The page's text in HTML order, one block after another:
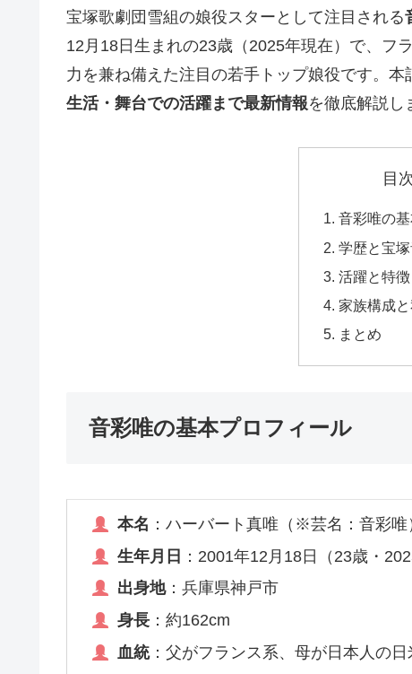
宝塚歌劇団雪組の娘役スターとして注目される
12月18日生まれの23歳（2025年現在）で、フ
力を兼ね備えた注目の若手トップ娘役です。本
生活・舞台での活躍まで最新情報を徹底解説し
目次
音彩唯の
学歴と宝
活躍と特徴
家族構成
まとめ
音彩唯の基本プロフィール
本名 ：ハーバート真唯（※芸名：音彩唯
生年月日 ：2001年12月18日（23歳・
出身地：兵庫県神戸市
身長 ：約162cm
血統：父がフランス系、母が日本人の日